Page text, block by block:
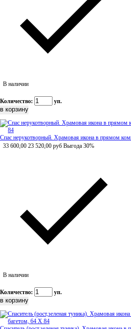
В наличии
Количество: уп.
Спас нерукотворный. Храмовая икона в прямом
33 600,00 23 520,00 руб Выгода 30%
В наличии
Количество: уп.